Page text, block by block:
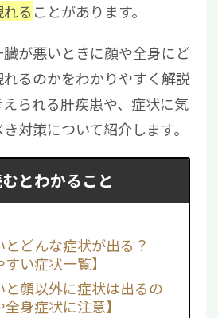
る ことがあります。
が悪いときに顔や全身にど
るのかをわかりやすく解説
られる肝疾患や、症状に気
対策について紹介します。
とわかること
どんな症状が出る？
すい症状一覧】
と顔以外に症状は出るの
身症状に注意】